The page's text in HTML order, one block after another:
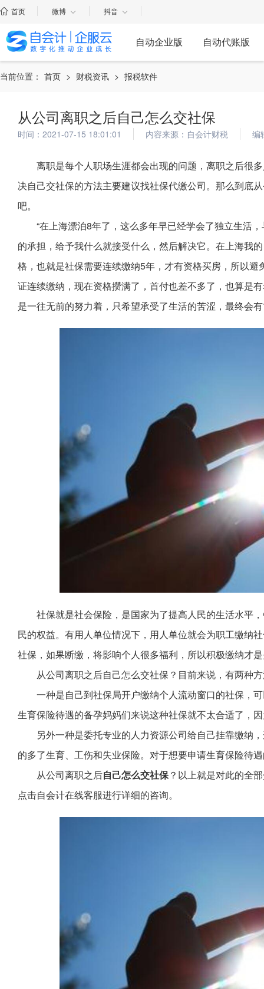
首页 微博 抖音
自动企业版 自动代账版
当前位置： 首页 > 财税资讯 > 报税软件
从公司离职之后自己怎么交社保
时间：2021-07-15 18:01:01 内容来源：自会计财税 编
离职是每个人职场生涯都会出现的问题，离职之后很
决自己交社保的方法主要建议找社保代缴公司。那么到底
吧。
“在上海漂泊8年了，这么多年早已经学会了独立生活
的承担，给予我什么就接受什么，然后解决它。在上海我
格，也就是社保需要连续缴纳5年，才有资格买房，所以
证连续缴纳，现在资格攒满了，首付也差不多了，也算是
是一往无前的努力着，只希望承受了生活的苦涩，最终会有
社保就是社会保险，是国家为了提高人民的生活水平
民的权益。有用人单位情况下，用人单位就会为职工缴纳
社保，如果断缴，将影响个人很多福利，所以积极缴纳才
从公司离职之后自己怎么交社保？目前来说，有两种
一种是自己到社保局开户缴纳个人流动窗口的社保，
生育保险待遇的备孕妈妈们来说这种社保就不太合适了，
另外一种是委托专业的人力资源公司给自己挂靠缴纳
的多了生育、工伤和失业保险。对于想要申请生育保险待
从公司离职之后自己怎么交社保？以上就是对此的全
点击自会计在线客服进行详细的咨询。